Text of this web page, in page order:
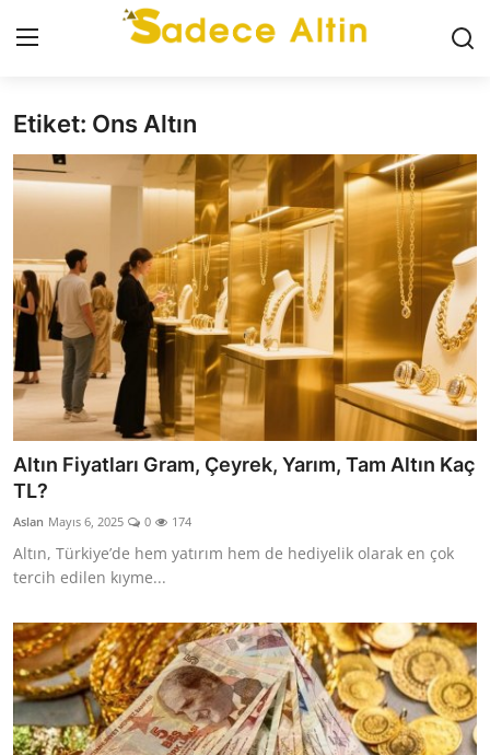
Giriş
GÜNCEL
YASAL UYARI
KÜNYE
GRAM ALTIN
ÇEYREK ALTIN
TAM ALTIN
Etiket: Ons Altın
Altın Fiyatları Gram, Çeyrek, Yarım, Tam Altın Kaç
TL?
Aslan Mayıs 6, 2025 0 174
Altın, Türkiye’de hem yatırım hem de hediyelik olarak en çok
tercih edilen kıyme...